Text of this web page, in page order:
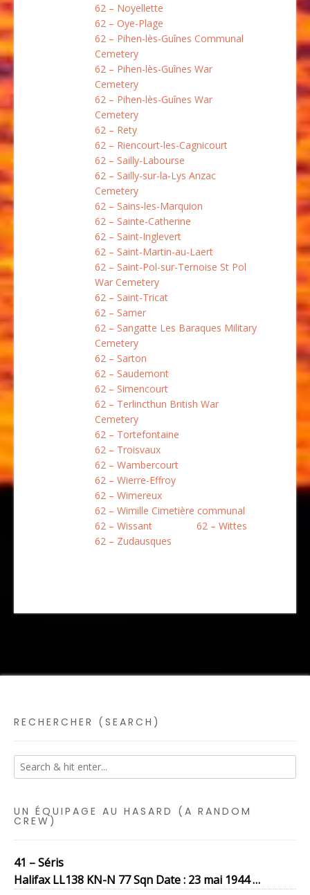
62 – Noyellette
62 – Oye-Plage
62 – Pihen-lès-Guînes Communal
Cemetery
62 – Pihen-lès-Guînes War
Cemetery
62 – Pihen-lès-Guînes War
Cemetery
62 – Rety
62 – Riencourt-les-Cagnicourt
62 – Sailly-Labourse
62 – Sailly-sur-la-Lys Anzac
Cemetery
62 – Sains-les-Marquion
62 – Sainte-Catherine
62 – Saint-Inglevert
62 – Saint-Martin-au-Laert
62 – Saint-Pol-sur-Ternoise St Pol
War Cemetery
62 – Saint-Tricat
62 – Samer
62 – Sangatte Les Baraques Military
Cemetery
62 – Sarton
62 – Saudemont
62 – Simencourt
62 – Terlincthun British War
Cemetery
62 – Tortefontaine
62 – Troisvaux
62 – Wambercourt
62 – Wierre-Effroy
62 – Wimereux
62 – Wimille Cimetière communal
62 – Wissant
62 – Wittes
62 – Zudausques
RECHERCHER (SEARCH)
UN ÉQUIPAGE AU HASARD (A RANDOM
CREW)
41 – Séris
Halifax LL138 KN-N 77 Sqn Date : 23 mai 1944 …